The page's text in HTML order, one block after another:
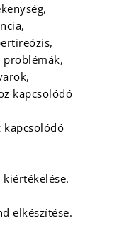
problémák,
kapcsolódó
kapcsolódó
elkészítése.